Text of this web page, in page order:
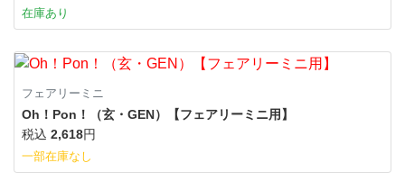
在庫あり
フェアリーミニ
Oh！Pon！（玄・GEN）【フェアリーミニ用】
税込 2,618円
一部在庫なし